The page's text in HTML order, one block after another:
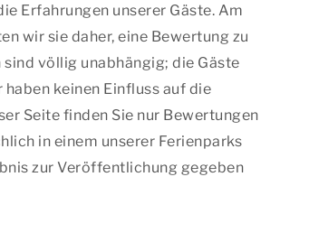
Erfahrungen unserer Gäste. Am
wir sie daher, eine Bewertung zu
völlig unabhängig; die Gäste
keinen Einfluss auf die
Seite finden Sie nur Bewertungen
in einem unserer Ferienparks
zur Veröffentlichung gegeben